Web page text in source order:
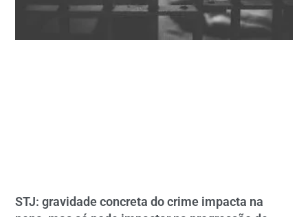
STJ: gravidade concreta do crime impacta na